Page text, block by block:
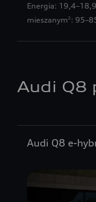
Energia:
mieszanym2 :
Audi Q8
Audi Q8 e-